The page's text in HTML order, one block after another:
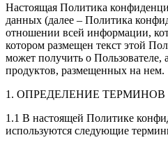
Настоящая Политика
данных (далее – Политика
отношении всей информации,
котором размещен текст этой
может получить о
продуктов, размещенных на нем.
1. ОПРЕДЕЛЕНИЕ ТЕРМИНОВ
1.1 В настоящей Политике
используются следующие